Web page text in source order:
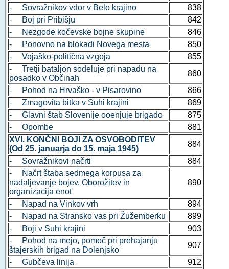
- Sovražnikov vdor v Belo krajino
838
- Boj pri Pribišju
842
- Nezgode kočevske bojne skupine
846
- Ponovno na blokadi Novega mesta
850
- Vojaško-politična vzgoja
855
- Tretji bataljon sodeluje pri napadu na
posadko v Občinah
860
- Pohod na Hrvaško - v Pisarovino
866
- Zmagovita bitka v Suhi krajini
869
- Glavni štab Slovenije ooenjuje brigado
875
- Opombe
881
XVI. KONČNI BOJI ZA OSVOBODITEV
(Od 25. januarja do 15. maja 1945)
884
- Sovražnikovi načrti
884
- Načrt štaba sedmega korpusa za
nadaljevanje bojev. Oborožitev in
organizacija enot
890
- Napad na Vinkov vrh
894
- Napad na Stransko vas pri Žužemberku
899
- Boji v Suhi krajini
903
- Pohod na mejo, pomoč pri prehajanju
štajerskih brigad na Dolenjsko
907
- Gubčeva linija
912